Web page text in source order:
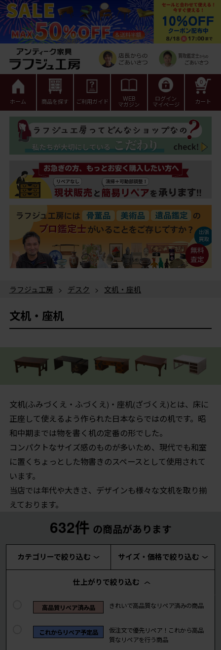
ホーム 商品を探す ご利用ガイド WEB
マガジン
ログイン
マイページ カート
0
ラフジュ工房 > デスク > 文机・座机
文机・座机
文机(ふみづくえ・ふづくえ)・座机(ざづくえ)とは、床に
正座して使えるよう作られた日本ならではの机です。昭
和中期までは物を書く机の定番の形でした。
コンパクトなサイズ感のものが多いため、現代でも和室
に置くちょっとした物書きのスペースとして使用されて
います。
当店では年代や大きさ、デザインも様々な文机を取り揃
えております。
632件 の商品があります
カテゴリーで絞り込む サイズ・価格で絞り込む
仕上がりで絞り込む
高品質リペア済み品 きれいで高品質なリペア済みの商品
これからリペア予定品
仮注文で優先リペア！これから高品
質なリペアを行う商品